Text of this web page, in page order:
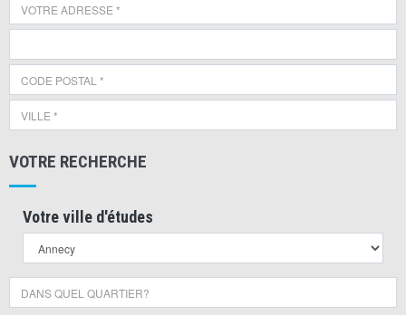
VOTRE RECHERCHE
Votre ville d'études